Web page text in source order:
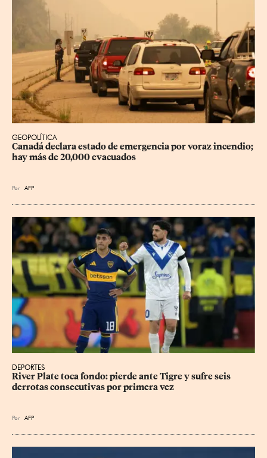
GEOPOLÍTICA
Canadá declara estado de emergencia por voraz incendio;
hay más de 20,000 evacuados
Por AFP
DEPORTES
River Plate toca fondo: pierde ante Tigre y sufre seis
derrotas consecutivas por primera vez
Por AFP